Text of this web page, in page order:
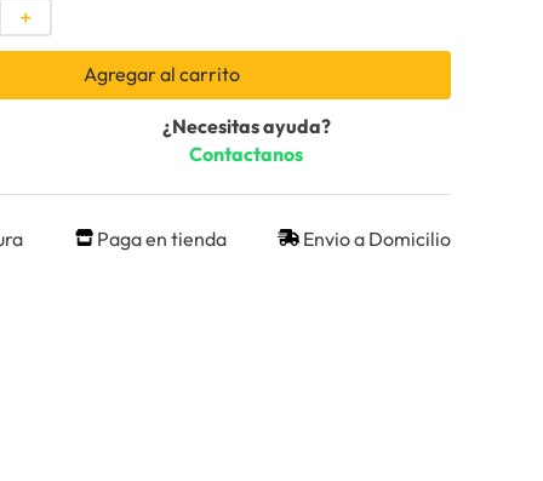
＋
Agregar al carrito
¿Necesitas ayuda?
Contactanos
Paga en tienda Envio a Domicilio